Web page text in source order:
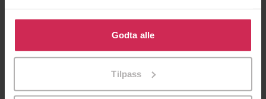
Klikk på «Godta alle» for å gi oss ditt samtykke til å
bruke cookies for alle disse formålene. Du kan også
tilpasse ditt samtykke til spesifikke formål ved å klikke
Godta alle
Tilpass
Forlag Forever